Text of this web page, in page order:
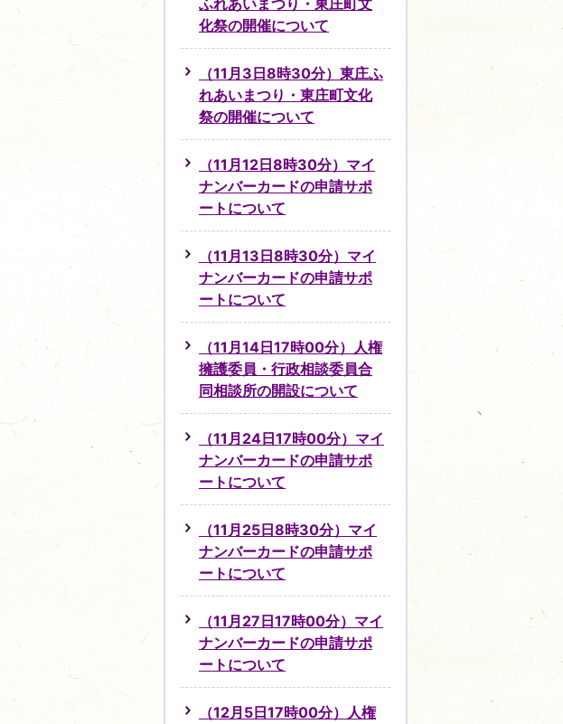
ふれあいまつり・東庄町文
化祭の開催について
（11月3日8時30分）東庄ふ
れあいまつり・東庄町文化
祭の開催について
（11月12日8時30分）マイ
ナンバーカードの申請サポ
ートについて
（11月13日8時30分）マイ
ナンバーカードの申請サポ
ートについて
（11月14日17時00分）人権
擁護委員・行政相談委員合
同相談所の開設について
（11月24日17時00分）マイ
ナンバーカードの申請サポ
ートについて
（11月25日8時30分）マイ
ナンバーカードの申請サポ
ートについて
（11月27日17時00分）マイ
ナンバーカードの申請サポ
ートについて
（12月5日17時00分）人権